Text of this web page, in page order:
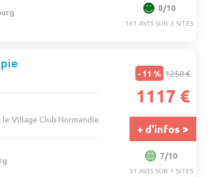
8/10
161 AVIS SUR 3 SITES
le Village Club Normandie
- 11 % 1250 €
1117 €
+ d'infos >
7/10
31 AVIS SUR 1 SITES